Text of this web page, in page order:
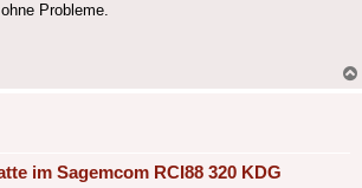
Probleme.
im Sagemcom RCI88 320 KDG